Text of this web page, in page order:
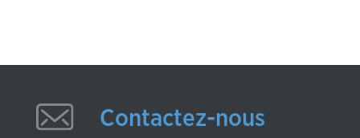
Contactez-nous